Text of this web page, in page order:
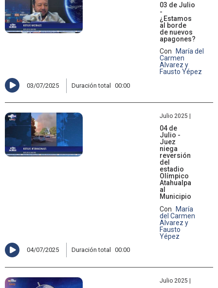
03 de Julio
-
¿Estamos
al borde
de nuevos
apagones?
Con
María del
Carmen
Alvarez y
Fausto Yépez
03/07/2025 Duración total 00:00
Julio 2025 |
04 de
Julio -
Juez
niega
reversión
del
estadio
Olímpico
Atahualpa
al
Municipio
Con
María
del Carmen
Alvarez y
Fausto
Yépez
04/07/2025 Duración total 00:00
Julio 2025 |